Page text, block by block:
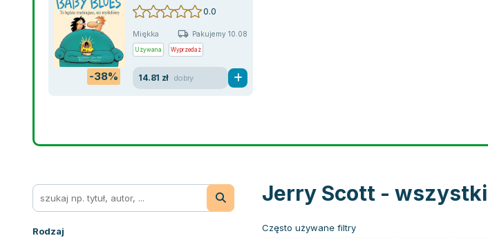
-38%
0.0
Miękka Pakujemy 10.08
Używana Wyprzedaż
14.81 zł dobry
Rodzaj
Jerry Scott -
Często używane filtry